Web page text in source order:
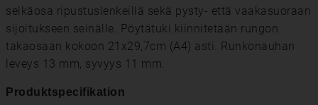
selkäosa ripustuslenkeillä sekä pysty- että vaakasuoraan
sijoitukseen seinälle. Pöytätuki kiinnitetään rungon
takaosaan kokoon 21x29,7cm (A4) asti. Runkonauhan
leveys 13 mm, syvyys 11 mm.
Produktspecifikation